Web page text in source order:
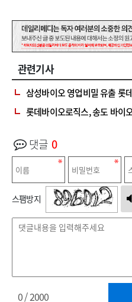
관련기사
삼성바이오 영업비밀 유출 롯
롯데바이오로직스, 송도 바이
댓글 0
스팸방지
0/ 2000